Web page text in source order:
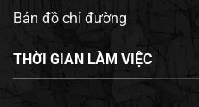
Bản đồ chỉ đường
THỜI GIAN LÀM VIỆC